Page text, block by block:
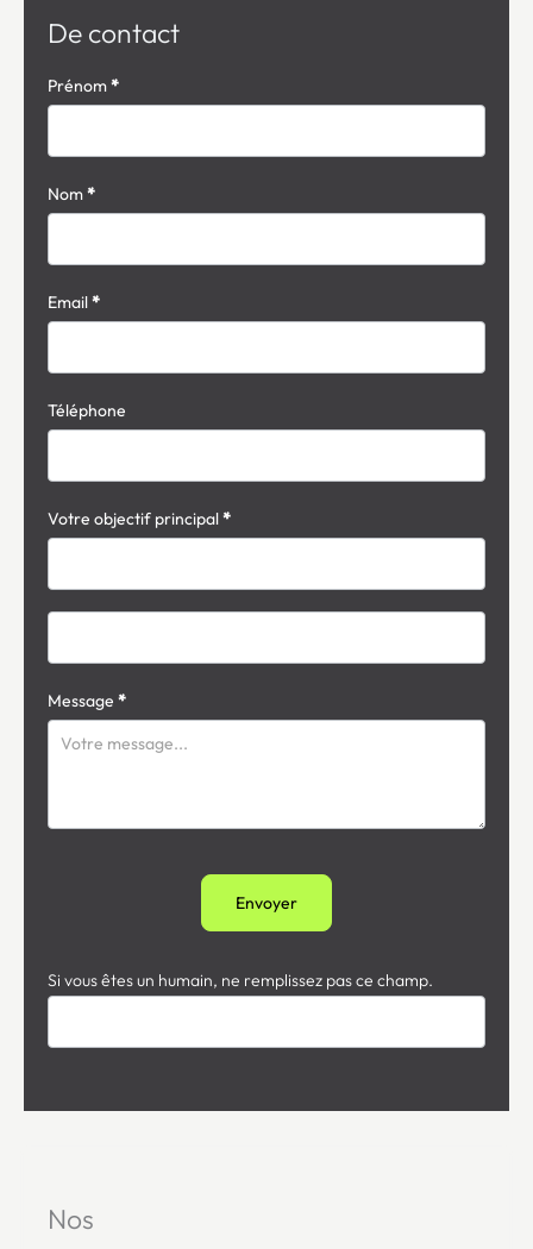
De contact
Formulaire
simple
Prénom*
Nom*
Email*
Téléphone
Votre objectif principal*
Message *
Envoyer
Si vous êtes un humain, ne remplissez pas ce champ.
Nos